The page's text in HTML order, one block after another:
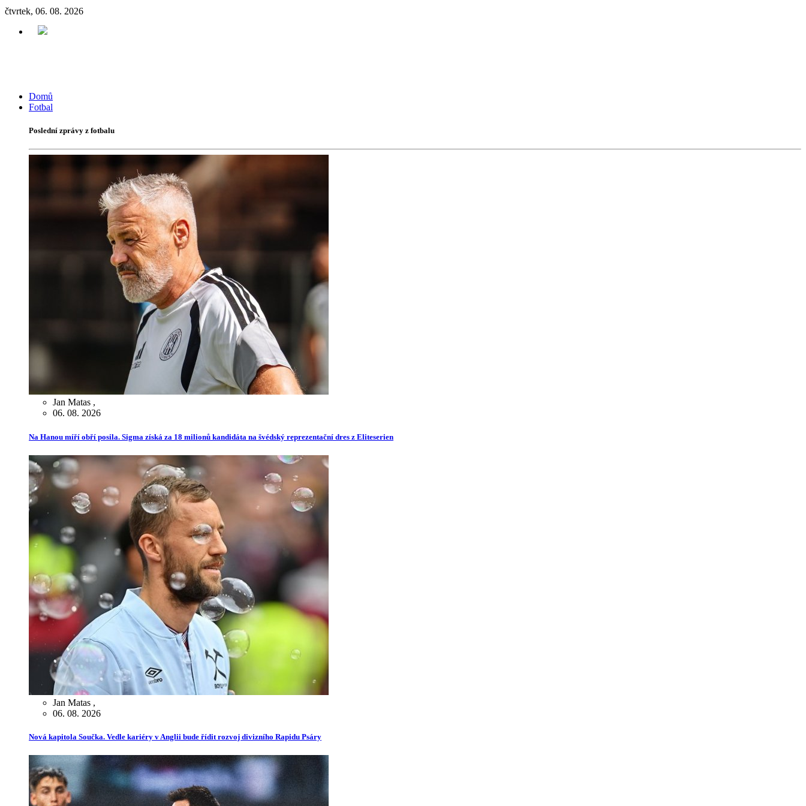
čtvrtek, 06. 08. 2026
Domů
Fotbal
Poslední zprávy z fotbalu
Jan Matas ,
06. 08. 2026
Na Hanou míří obří posila. Sigma získá za 18 milionů kandidáta na švédský reprezentační dres z Eliteserien
Jan Matas ,
06. 08. 2026
Nová kapitola Součka. Vedle kariéry v Anglii bude řídit rozvoj divizního Rapidu Psáry